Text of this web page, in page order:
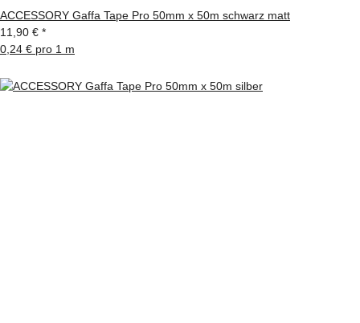
ACCESSORY Gaffa Tape Pro 50mm x 50m schwarz matt
11,90 € *
0,24 € pro 1 m